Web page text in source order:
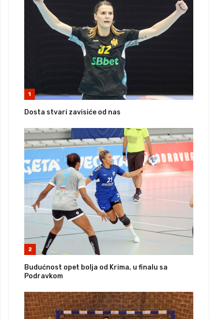
1
Dosta stvari zavisiće od nas
2
Budućnost opet bolja od Krima, u finalu sa
Podravkom